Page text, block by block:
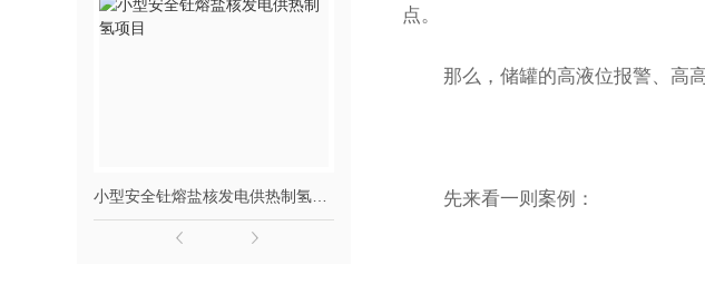
钍熔盐堆发电供热项目介绍
点。
那么，储罐的高液位报警、高
先来看一则案例：